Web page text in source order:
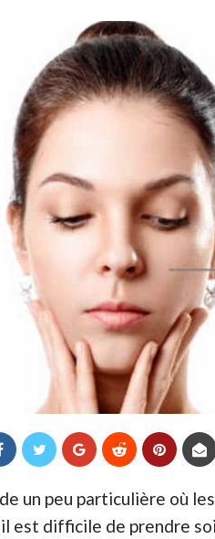
un peu particulière où
est difficile de prendre